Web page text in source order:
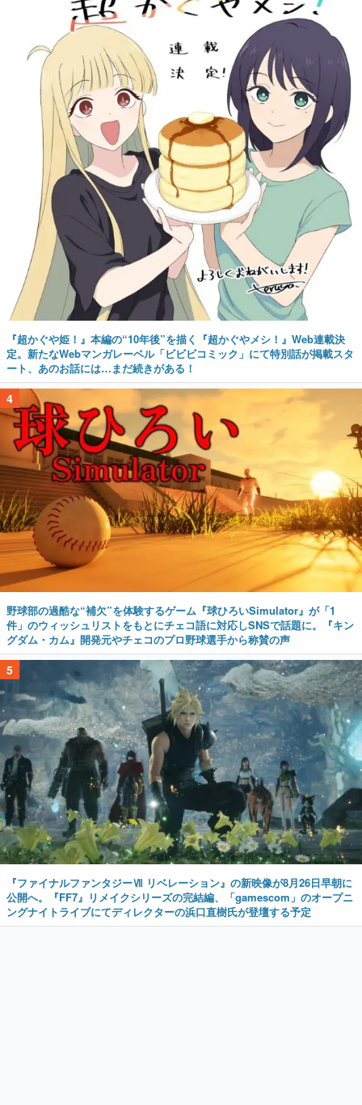
『超かぐや姫！』本編の“10年後”を描く『超かぐやメシ！』Web連載決
定。新たなWebマンガレーベル「ビビビコミック」にて特別話が掲載スタ
ート、あのお話には…まだ続きがある！
4
野球部の過酷な“補欠”を体験するゲーム『球ひろいSimulator』が「1
件」のウィッシュリストをもとにチェコ語に対応しSNSで話題に。『キン
グダム・カム』開発元やチェコのプロ野球選手から称賛の声
5
『ファイナルファンタジーⅦ リベレーション』の新映像が8月26日早朝に
公開へ。『FF7』リメイクシリーズの完結編、「gamescom」のオープニ
ングナイトライブにてディレクターの浜口直樹氏が登壇する予定